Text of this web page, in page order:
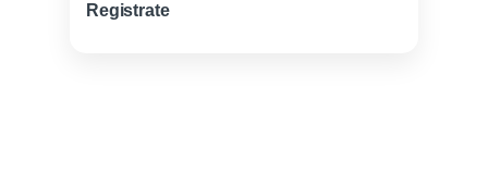
Registrate